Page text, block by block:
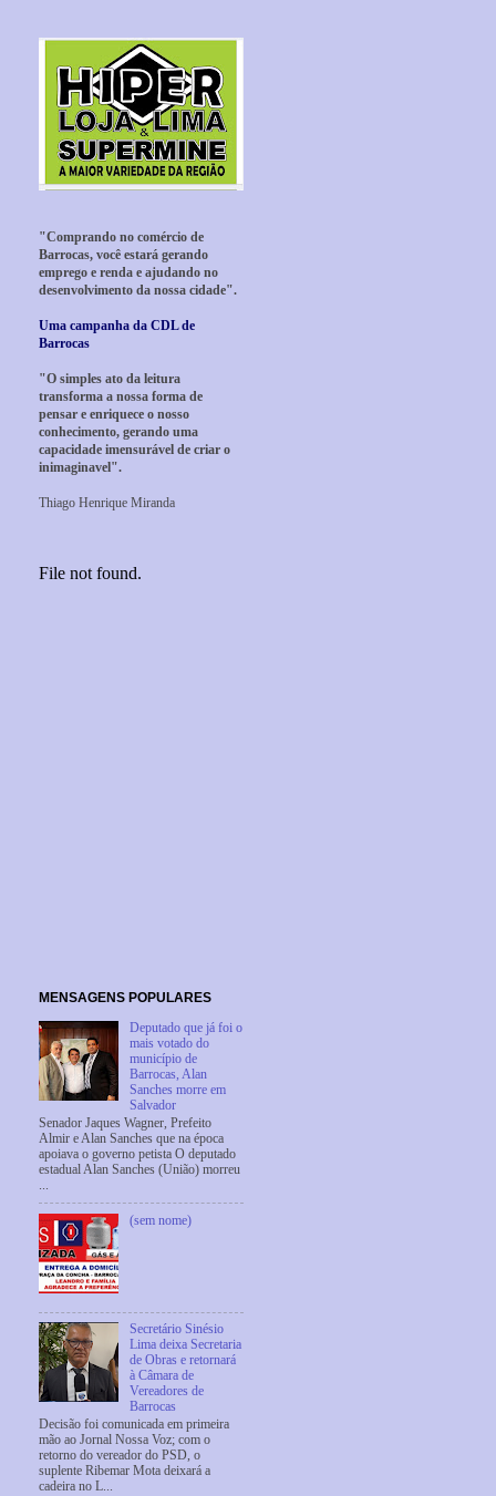
"Comprando no comércio de
Barrocas, você estará gerando
emprego e renda e ajudando no
desenvolvimento da nossa cidade".
Uma campanha da CDL de
Barrocas
"O simples ato da leitura
transforma a nossa forma de
pensar e enriquece o nosso
conhecimento, gerando uma
capacidade imensurável de criar o
inimaginavel".
Thiago Henrique Miranda
MENSAGENS POPULARES
Deputado que já foi o
mais votado do
município de
Barrocas, Alan
Sanches morre em
Salvador
Senador Jaques Wagner, Prefeito
Almir e Alan Sanches que na época
apoiava o governo petista O deputado
estadual Alan Sanches (União) morreu
...
(sem nome)
Secretário Sinésio
Lima deixa Secretaria
de Obras e retornará
à Câmara de
Vereadores de
Barrocas
Decisão foi comunicada em primeira
mão ao Jornal Nossa Voz; com o
retorno do vereador do PSD, o
suplente Ribemar Mota deixará a
cadeira no L...